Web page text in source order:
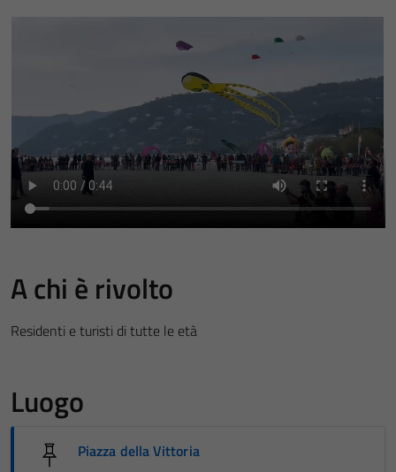
A chi è rivolto
Residenti e turisti di tutte le età
Luogo
Piazza della Vittoria